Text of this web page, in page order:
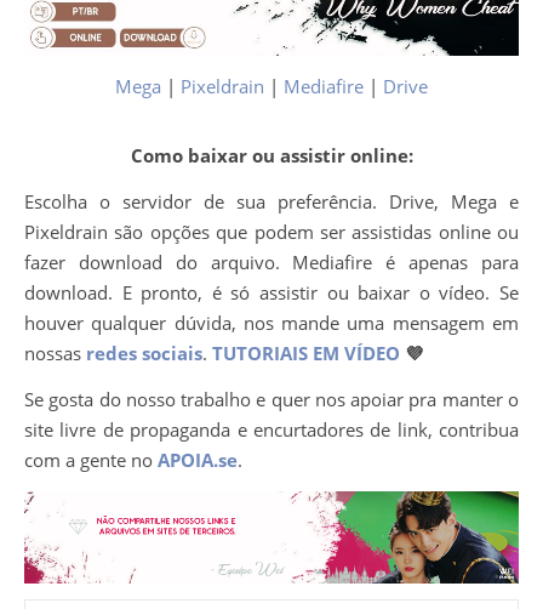
Mega | Pixeldrain | Mediafire | Drive
Como baixar ou assistir online:
Escolha o servidor de sua preferência. Drive, Mega e
Pixeldrain são opções que podem ser assistidas online ou
fazer download do arquivo. Mediafire é apenas para
download. E pronto, é só assistir ou baixar o vídeo. Se
houver qualquer dúvida, nos mande uma mensagem em
nossas redes sociais. TUTORIAIS EM VÍDEO 💜
Se gosta do nosso trabalho e quer nos apoiar pra manter o
site livre de propaganda e encurtadores de link, contribua
com a gente no APOIA.se.